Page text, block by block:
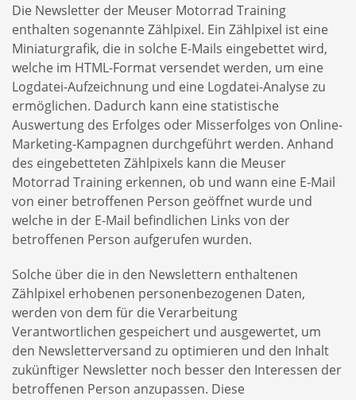
Die Newsletter der Meuser Motorrad Training
enthalten sogenannte Zählpixel. Ein Zählpixel ist eine
Miniaturgrafik, die in solche E-Mails eingebettet wird,
welche im HTML-Format versendet werden, um eine
Logdatei-Aufzeichnung und eine Logdatei-Analyse zu
ermöglichen. Dadurch kann eine statistische
Auswertung des Erfolges oder Misserfolges von Online-
Marketing-Kampagnen durchgeführt werden. Anhand
des eingebetteten Zählpixels kann die Meuser
Motorrad Training erkennen, ob und wann eine E-Mail
von einer betroffenen Person geöffnet wurde und
welche in der E-Mail befindlichen Links von der
betroffenen Person aufgerufen wurden.
Solche über die in den Newslettern enthaltenen
Zählpixel erhobenen personenbezogenen Daten,
werden von dem für die Verarbeitung
Verantwortlichen gespeichert und ausgewertet, um
den Newsletterversand zu optimieren und den Inhalt
zukünftiger Newsletter noch besser den Interessen der
betroffenen Person anzupassen. Diese